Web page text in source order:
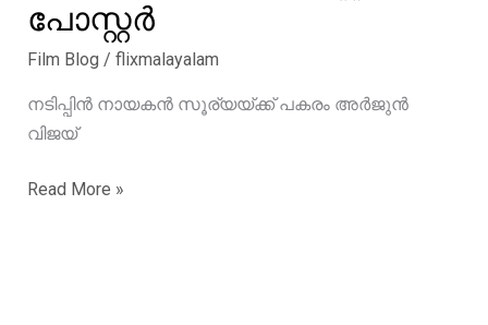
പോസ്റ്റർ
Film Blog / flixmalayalam
നടിപ്പിൻ നായകൻ സൂര്യയ്ക്ക് പകരം അർജുൻ
വിജയ്
നടിപ്പിൻ
Read More »